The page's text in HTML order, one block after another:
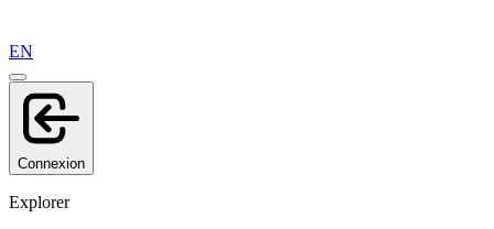
EN
Connexion
Explorer